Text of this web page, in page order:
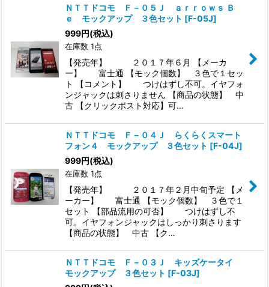
ＮＴＴドコモ Ｆ－０５Ｊ ａｒｒｏｗｓ Ｂ
ｅ モックアップ ３色セット [F-05J]
999円(税込)
在庫数 1点
【発売年】 ２０１７年６月 【メーカ
ー】 富士通 【モック個数】 ３色で１セッ
ト 【コメント】 つけはずし不可。イヤフォ
ンジャックは刺さりません 【商品の状態】 中
古 【クリックポスト対応】可…
ＮＴＴドコモ Ｆ－０４Ｊ らくらくスマート
フォン４ モックアップ ３色セット [F-04J]
999円(税込)
在庫数 1点
【発売年】 ２０１７年２月中旬予定 【メ
ーカー】 富士通 【モック個数】 ３色で１
セット 【部品流用の可否】 つけはずし不
可。イヤフォンジャックはしっかり刺さります
【商品の状態】 中古 【ク…
ＮＴＴドコモ Ｆ－０３Ｊ キッズケータイ
モックアップ ３色セット [F-03J]